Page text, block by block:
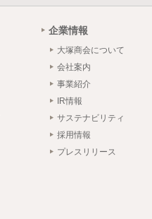
企業情報
大塚商会について
会社案内
事業紹介
IR情報
サステナビリティ
採用情報
プレスリリース